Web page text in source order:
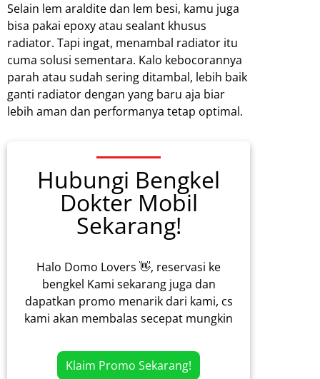
Selain lem araldite dan lem besi, kamu juga
bisa pakai epoxy atau sealant khusus
radiator. Tapi ingat, menambal radiator itu
cuma solusi sementara. Kalo kebocorannya
parah atau sudah sering ditambal, lebih baik
ganti radiator dengan yang baru aja biar
lebih aman dan performanya tetap optimal.
Hubungi Bengkel
Dokter Mobil
Sekarang!
Halo Domo Lovers 👋, reservasi ke
bengkel Kami sekarang juga dan
dapatkan promo menarik dari kami, cs
kami akan membalas secepat mungkin
Klaim Promo Sekarang!